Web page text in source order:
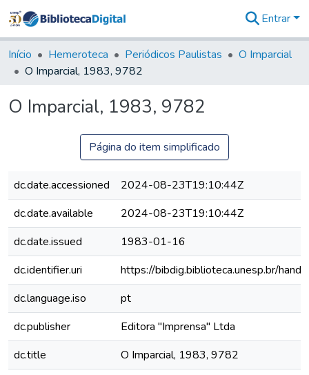
&
Coleções
Tudo na
Digital
Entrar
Início Hemeroteca Periódicos Paulistas
O Imparcial
O Imparcial, 1983, 9782
O Imparcial, 1983, 9782
Página do item simplificado
dc.date.accessioned
2024-08-23T19:10:44Z
dc.date.available
2024-08-23T19:10:44Z
dc.date.issued
1983-01-16
dc.identifier.uri
https://bibdig.biblioteca.unesp.br/
dc.language.iso
pt
dc.publisher
Editora "Imprensa" Ltda
dc.title
O Imparcial, 1983, 9782